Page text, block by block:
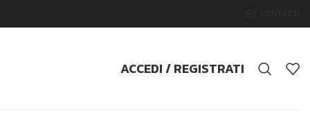
ACCEDI / REGISTRATI